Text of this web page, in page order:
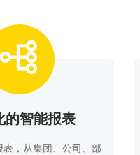
的智能报表
表，从集团、公司、部